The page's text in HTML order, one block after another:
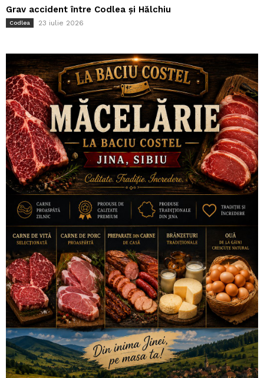
Grav accident între Codlea și Hălchiu
Codlea 23 iulie 2026